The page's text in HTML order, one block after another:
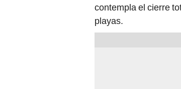
contempla el cierre
playas.